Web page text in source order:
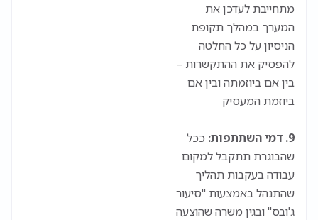
מתחייבת לעדכן את
המערך במהלך תקופת
הניסיון על כל החלטה
להפסיק את ההתקשרות –
בין אם ביוזמתה ובין אם
ביוזמת המעסיק
9. דמי השתתפות:
ככל
שהבוגרת תתקבל למקום
עבודה בעקבות תהליך
שהתנהל באמצעות "סיעור
ג'ובס" ובגין משרה שהוצעה